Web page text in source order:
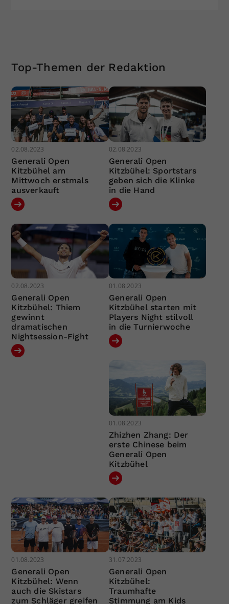
Top-Themen der Redaktion
02.08.2023
Generali Open
Kitzbühel am
Mittwoch erstmals
ausverkauft
02.08.2023
Generali Open
Kitzbühel: Sportstars
geben sich die Klinke
in die Hand
02.08.2023
Generali Open
Kitzbühel: Thiem
gewinnt
dramatischen
Nightsession-Fight
01.08.2023
Generali Open
Kitzbühel starten mit
Players Night stilvoll
in die Turnierwoche
01.08.2023
Zhizhen Zhang: Der
erste Chinese beim
Generali Open
Kitzbühel
01.08.2023
Generali Open
Kitzbühel: Wenn
auch die Skistars
zum Schläger greifen
31.07.2023
Generali Open
Kitzbühel:
Traumhafte
Stimmung am Kids